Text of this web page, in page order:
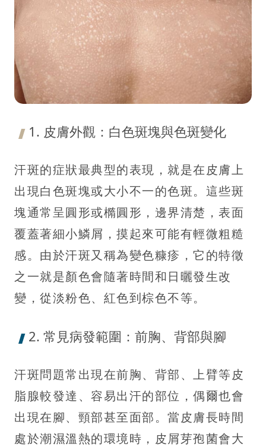
1. 皮膚外觀：白色斑塊與色斑變化
汗斑的症狀最典型的表現，就是在皮膚上
出現白色斑塊或大小不一的色斑。這些斑
塊通常呈圓形或橢圓形，邊界清楚，表面
覆蓋著細小鱗屑，摸起來可能有輕微粗糙
感。由於汗斑又稱為變色糠疹，它的特徵
之一就是顏色會隨著時間和日曬發生改
變，從淡粉色、紅色到棕色不等。
2. 常見病發範圍：前胸、背部與腳
汗斑問題常出現在前胸、背部、上臂等皮
脂腺較發達、容易出汗的部位，偶爾也會
出現在腳、頸部甚至面部。當皮膚長時間
處於潮濕溫熱的環境時，皮屑芽孢菌會大